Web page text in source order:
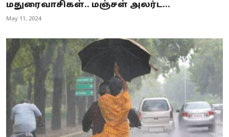
மதுரைவாசிகள்.. மஞ்சள் அலர்ட...
May 11, 2024